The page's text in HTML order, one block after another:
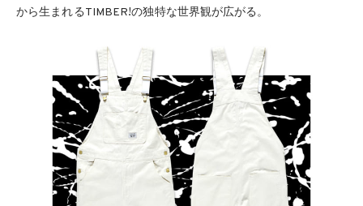
から生まれるTIMBER!の独特な世界観が広がる。